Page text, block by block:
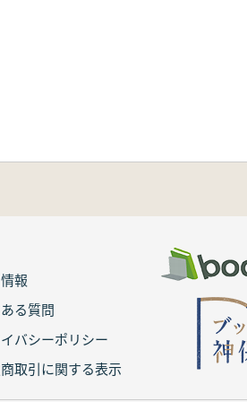
報
る質問
バシーポリシー
取引に関する表示